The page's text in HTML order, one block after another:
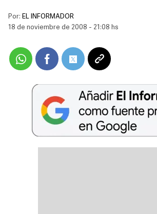
Por: EL INFORMADOR
18 de noviembre de 2008 - 21:08 hs